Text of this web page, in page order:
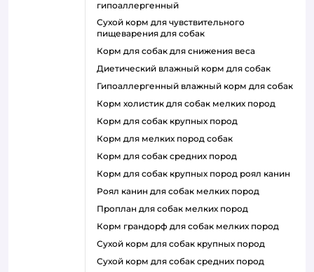
гипоаллергенный
сухой корм для чувствительного
пищеварения для собак
корм для собак для снижения веса
диетический влажный корм для собак
гипоаллергенный влажный корм для собак
корм холистик для собак мелких пород
корм для собак крупных пород
корм для мелких пород собак
корм для собак средних пород
корм для собак крупных пород роял канин
роял канин для собак мелких пород
проплан для собак мелких пород
корм грандорф для собак мелких пород
сухой корм для собак крупных пород
сухой корм для собак средних пород